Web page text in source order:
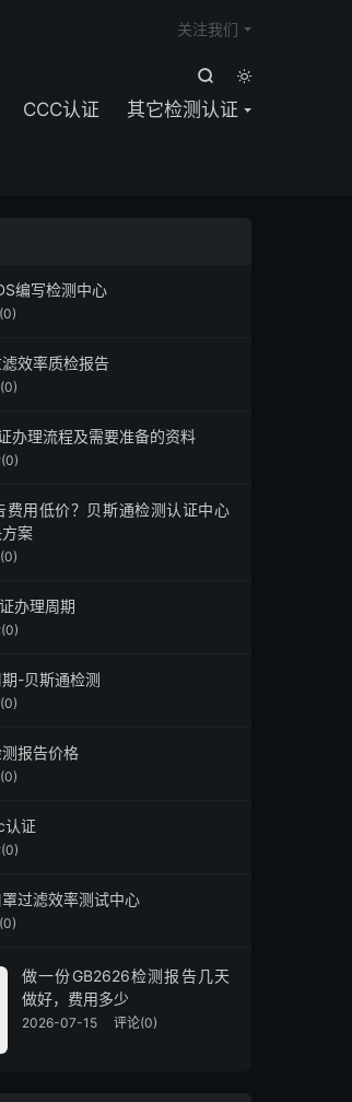


CCC认证 其它检测认证
关注我们
编写检测中心
效率质检报告
办理流程及需要准备的资料
费用低价？贝斯通检测认证中心
案
办理周期
-贝斯通检测
报告价格
认证
过滤效率测试中心
做一份GB2626检测报告几天
做好，费用多少
2026-07-15 评论(0)